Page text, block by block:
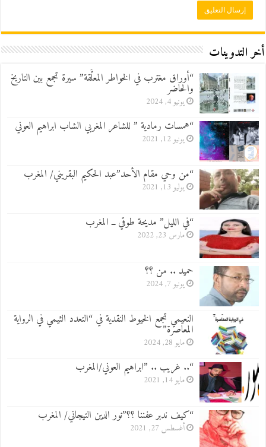
أخر التدوينات
“أوراق مغترب في الخواطر المعلَّقة” سيرة تجمع بين التاريخ
والحاضر
يونيو 4, 2024
“همسات رمادية ” للشاعر المغربي الشاب ابراهيم العوني
يونيو 12, 2021
“من وحي مقام الأحد”عبد الحكيم البقريني/ المغرب
يوليو 13, 2021
“في الليل” مديحة طوقي ــ المغرب
مارس 23, 2022
حميد .. من ؟؟
يونيو 7, 2024
النعيمي تجمع الخيوط النقدية في “التعدد الثيمي في الرواية
المعاصرة”
مايو 28, 2024
“.. غريب .. ”ابراهيم العوني/المغرب
مايو 14, 2021
“كيف ندبر عفننا ؟؟”نور الدين التيجاني/ المغرب
أغسطس 27, 2021